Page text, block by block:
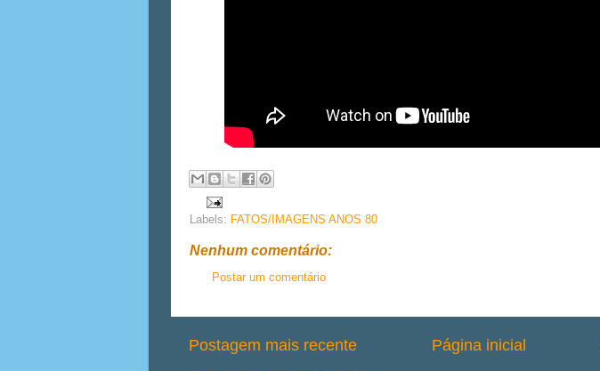
Labels: FATOS/IMAGENS ANOS 80
Nenhum comentário:
Postar um comentário
Postagem mais recente Página inicial